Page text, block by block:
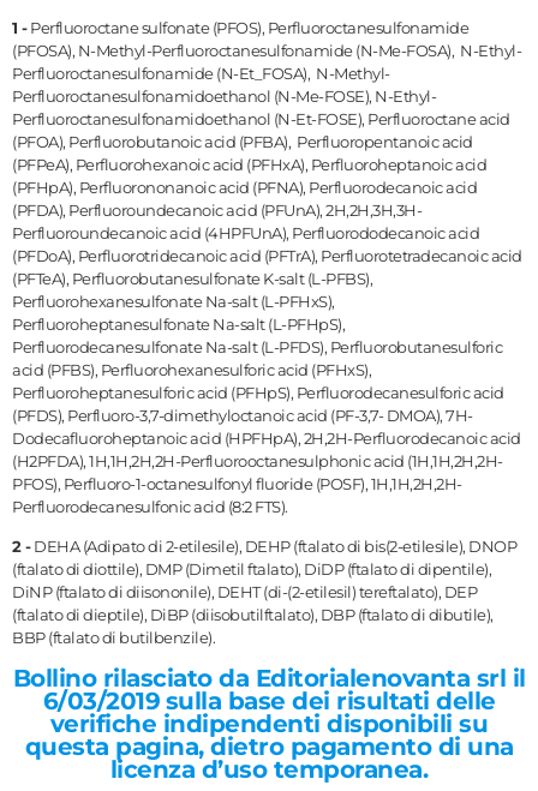
1 -Perfluoroctane sulfonate (PFOS), Perfluoroctanesulfonamide
(PFOSA), N-Methyl-Perfluoroctanesulfonamide (N-Me-FOSA), N-Ethyl-
Perfluoroctanesulfonamide (N-Et_FOSA), N-Methyl-
Perfluoroctanesulfonamidoethanol (N-Me-FOSE), N-Ethyl-
Perfluoroctanesulfonamidoethanol (N-Et-FOSE), Perfluoroctane acid
(PFOA), Perfluorobutanoic acid (PFBA), Perfluoropentanoic acid
(PFPeA), Perfluorohexanoic acid (PFHxA), Perfluoroheptanoic acid
(PFHpA), Perfluorononanoic acid (PFNA), Perfluorodecanoic acid
(PFDA), Perfluoroundecanoic acid (PFUnA), 2H,2H,3H,3H-
Perfluoroundecanoic acid (4HPFUnA), Perfluorododecanoic acid
(PFDoA), Perfluorotridecanoic acid (PFTrA), Perfluorotetradecanoic acid
(PFTeA), Perfluorobutanesulfonate K-salt (L-PFBS),
Perfluorohexanesulfonate Na-salt (L-PFHxS),
Perfluoroheptanesulfonate Na-salt (L-PFHpS),
Perfluorodecanesulfonate Na-salt (L-PFDS), Perfluorobutanesulforic
acid (PFBS), Perfluorohexanesulforic acid (PFHxS),
Perfluoroheptanesulforic acid (PFHpS), Perfluorodecanesulforic acid
(PFDS), Perfluoro-3,7-dimethyloctanoic acid (PF-3,7- DMOA), 7H-
Dodecafluoroheptanoic acid (HPFHpA), 2H,2H-Perfluorodecanoic acid
(H2PFDA), 1H,1H,2H,2H-Perfluorooctanesulphonic acid (1H,1H,2H,2H-
PFOS), Perfluoro-1-octanesulfonyl fluoride (POSF), 1H,1H,2H,2H-
Perfluorodecanesulfonic acid (8:2 FTS).
2 -DEHA (Adipato di 2-etilesile), DEHP (ftalato di bis(2-etilesile), DNOP
(ftalato di diottile), DMP (Dimetil ftalato), DiDP (ftalato di dipentile),
DiNP (ftalato di diisononile), DEHT (di-(2-etilesil) tereftalato), DEP
(ftalato di dieptile), DiBP (diisobutilftalato), DBP (ftalato di dibutile),
BBP (ftalato di butilbenzile).
Bollino rilasciato da Editorialenovanta srl il
6/03/2019 sulla base dei risultati delle
verifiche indipendenti disponibili su
questa pagina, dietro pagamento di una
licenza d’uso temporanea.